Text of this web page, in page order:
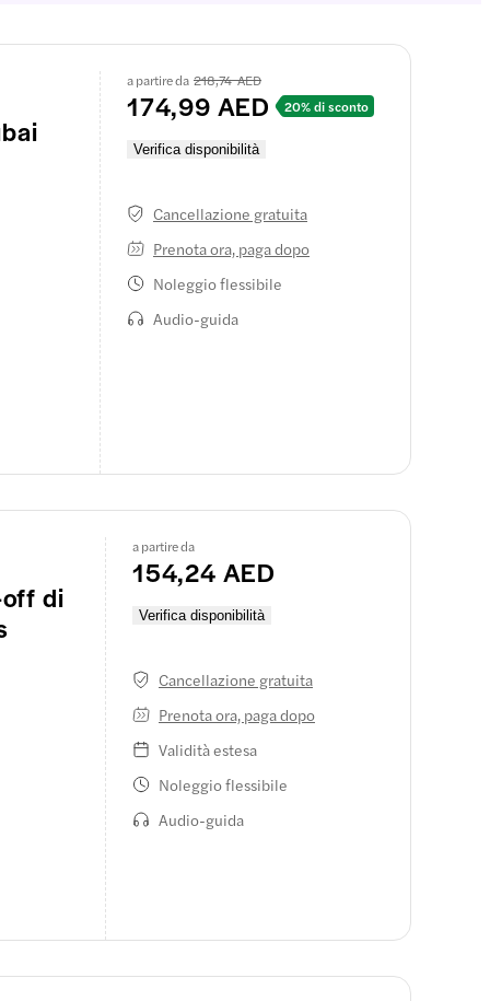
a partire da 218,74 AED
174,99 AED 20% di sconto
Verifica disponibilità
Cancellazione gratuita
Prenota ora, paga dopo
Noleggio flessibile
Audio-guida
di
a partire da
154,24 AED
Verifica disponibilità
Cancellazione gratuita
Prenota ora, paga dopo
Validità estesa
Noleggio flessibile
Audio-guida